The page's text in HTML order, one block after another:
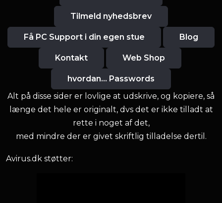
Tilmeld nyhedsbrev
Få PC Support i din egen stue Blog
Kontakt Web Shop
hvordan... Passwords
Alt på disse sider er lovlige at udskrive, og kopiere, så
længe det hele er originalt, dvs det er ikke tilladt at
rette i noget af det,
med mindre der er givet skriftlig tilladelse dertil.
Avirus.dk støtter: